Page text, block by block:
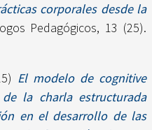
corporales desde la
Pedagógicos, 13 (25).
El modelo de cognitive
la charla estructurada
en el desarrollo de las